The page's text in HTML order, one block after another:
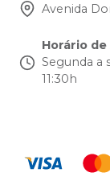
Avenida
Horário
Segunda a
11:30h